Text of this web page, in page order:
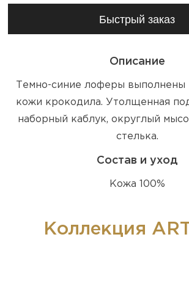
Быстрый заказ
Описание
Темно-синие лоферы выполнены
кожи крокодила. Утолщенная
наборный каблук, округлый
стелька.
Состав и уход
Кожа 100%
Коллекция